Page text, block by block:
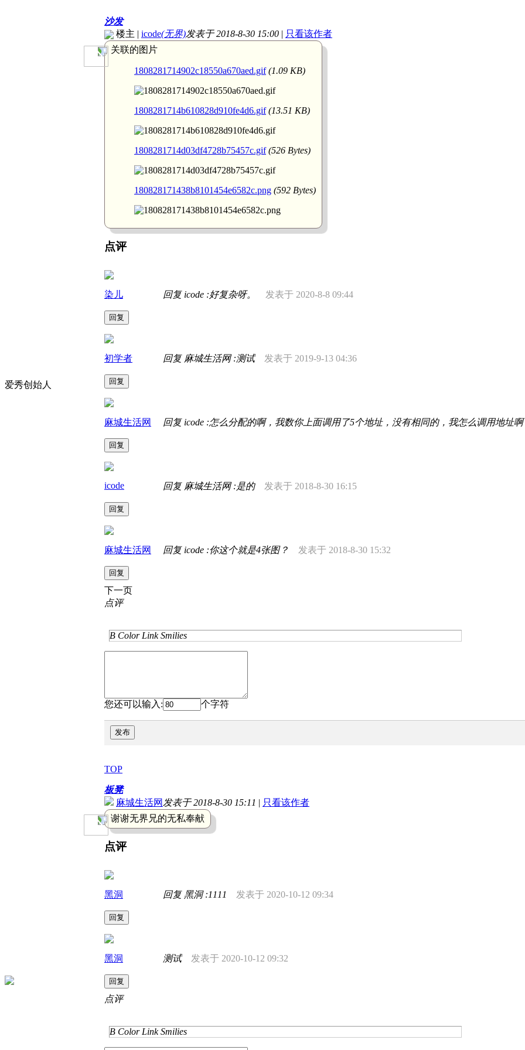
爱秀创始人
沙发
楼主 | icode(无界)发表于 2018-8-30 15:00 | 只看该作者
关联的图片
1808281714902c18550a670aed.gif (1.09 KB)
1808281714b610828d910fe4d6.gif (13.51 KB)
1808281714d03df4728b75457c.gif (526 Bytes)
180828171438b8101454e6582c.png (592 Bytes)
点评
染儿 回复 icode :好复杂呀。 发表于 2020-8-8 09:44
回复
初学者 回复 麻城生活网 :测试 发表于 2019-9-13 04:36
回复
麻城生活网 回复 icode :怎么分配的啊，我数你上面调用了5个地址，没有相同的，我怎么调用地址啊
回复
icode 回复 麻城生活网 :是的 发表于 2018-8-30 16:15
回复
麻城生活网 回复 icode :你这个就是4张图？ 发表于 2018-8-30 15:32
回复
下一页
点评
B Color Link Smilies
您还可以输入: 个字符
发布
TOP
板凳
麻城生活网 发表于 2018-8-30 15:11 | 只看该作者
谢谢无界兄的无私奉献
点评
黑洞 回复 黑洞 :1111 发表于 2020-10-12 09:34
回复
黑洞 测试 发表于 2020-10-12 09:32
回复
点评
B Color Link Smilies